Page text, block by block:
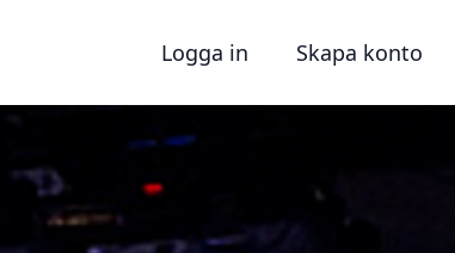
Logga in Skapa konto